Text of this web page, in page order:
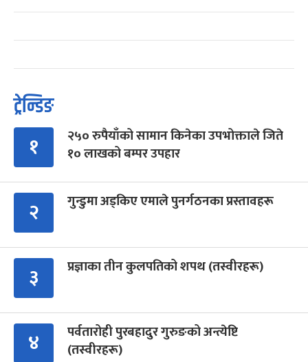
ट्रेन्डिङ
१
२५० रुपैयाँको सामान किनेका उपभोक्ताले जिते
१० लाखको बम्पर उपहार
२ गुन्डुमा अड्किए एमाले पुनर्गठनका प्रस्तावहरू
३ प्रज्ञाका तीन कुलपतिको शपथ (तस्वीरहरू)
४
पर्वतारोही पुरबहादुर गुरुङको अन्त्येष्टि
(तस्वीरहरू)